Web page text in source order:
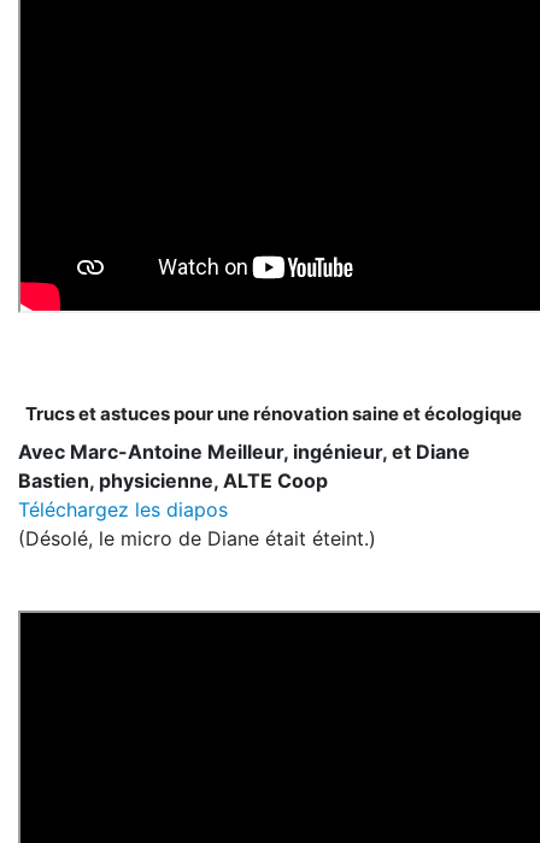
Trucs et astuces pour une rénovation saine et écologique
Avec Marc-Antoine Meilleur, ingénieur, et Diane
Bastien, physicienne, ALTE Coop
Téléchargez les diapos
(Désolé, le micro de Diane était éteint.)